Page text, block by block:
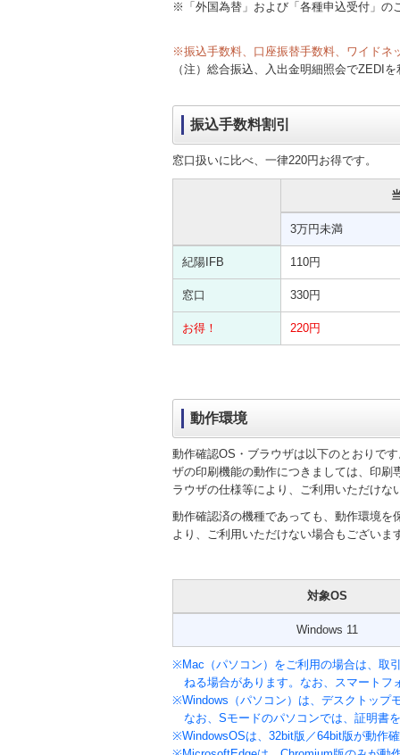
※「外国為替」および「各種申込受付」の
※振込手数料、口座振替手数料、ワイドネ
（注）総合振込、入出金明細照会でZEDI
振込手数料割引
窓口扱いに比べ、一律220円お得です。
3万円未満
紀陽IFB 110円
窓口 330円
お得！ 220円
動作環境
動作確認OS・ブラウザは以下のとおりで
ザの印刷機能の動作につきましては、印
ラウザの仕様等により、ご利用いただけな
動作確認済の機種であっても、動作環境
より、ご利用いただけない場合もございま
対象OS
Windows 11
※Mac（パソコン）をご利用の場合は、取
ねる場合があります。なお、スマートフ
※Windows（パソコン）は、デスクトップ
なお、Sモードのパソコンでは、証明書
※WindowsOSは、32bit版／64bit版が動作